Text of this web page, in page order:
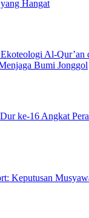
Hangat
Al-Qur’an
Bumi Jonggol
ke-16 Angkat
Keputusan